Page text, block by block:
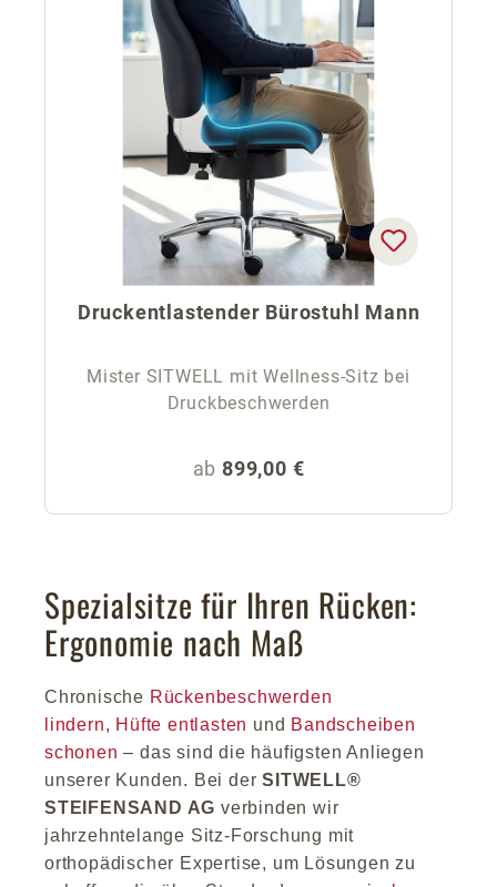
Druckentlastender Bürostuhl Mann
Mister SITWELL mit Wellness-Sitz bei
Druckbeschwerden
Regulärer Preis:
ab 899,00 €
Spezialsitze für Ihren Rücken:
Ergonomie nach Maß
Chronische Rückenbeschwerden
lindern, Hüfte entlasten und Bandscheiben
schonen – das sind die häufigsten Anliegen
unserer Kunden. Bei derSITWELL®
STEIFENSAND AG verbinden wir
jahrzehntelange Sitz-Forschung mit
orthopädischer Expertise, um Lösungen zu